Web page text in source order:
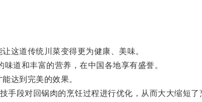
道传统川菜变得更为健康、美味。
道和丰富的营养，在中国各地享有盛誉。
达到完美的效果。
段对回锅肉的烹饪过程进行优化，从而大大缩短了